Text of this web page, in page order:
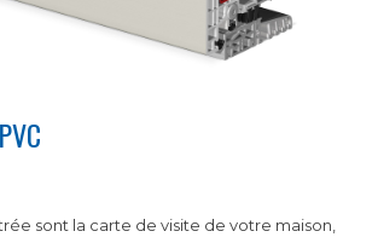
sont la carte de visite de votre maison,